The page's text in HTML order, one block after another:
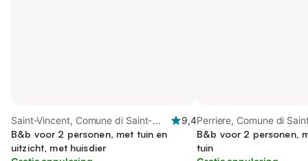
Saint-Vincent, Comune di Saint-
Vincent
9,4
B&b voor 2 personen, met tuin en
uitzicht, met huisdier
Perriere, Comune di
B&b voor 2 personen,
tuin